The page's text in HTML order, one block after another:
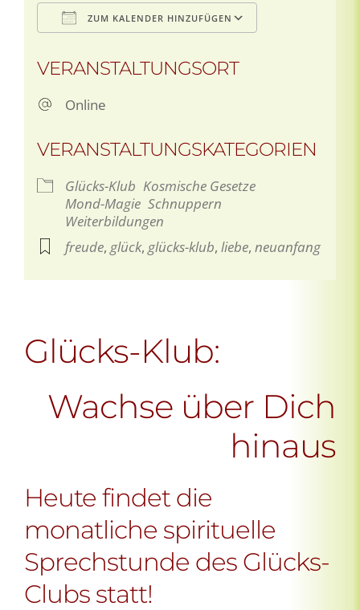
ZUM KALENDER HINZUFÜGEN
VERANSTALTUNGSORT
Online
VERANSTALTUNGSKATEGORIEN
Glücks-Klub Kosmische Gesetze
Mond-Magie Schnuppern
Weiterbildungen
freude, glück, glücks-klub, liebe, neuanfang
Glücks-Klub:
Wachse über Dich
hinaus
Heute findet die
monatliche spirituelle
Sprechstunde des Glücks-
Clubs statt!